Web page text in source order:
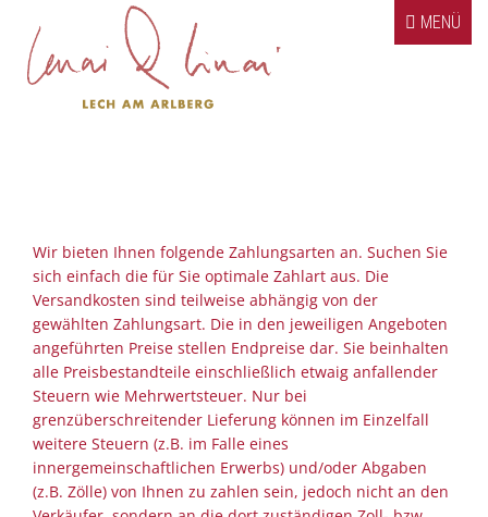
Springe zum Inhalt MENÜ
Klassiker
Kombinationen
Bildergalerie
Wir bieten Ihnen folgende Zahlungsarten an. Suchen Sie
sich einfach die für Sie optimale Zahlart aus. Die
Versandkosten sind teilweise abhängig von der
gewählten Zahlungsart. Die in den jeweiligen Angeboten
angeführten Preise stellen Endpreise dar. Sie beinhalten
alle Preisbestandteile einschließlich etwaig anfallender
Steuern wie Mehrwertsteuer. Nur bei
grenzüberschreitender Lieferung können im Einzelfall
weitere Steuern (z.B. im Falle eines
innergemeinschaftlichen Erwerbs) und/oder Abgaben
(z.B. Zölle) von Ihnen zu zahlen sein, jedoch nicht an den